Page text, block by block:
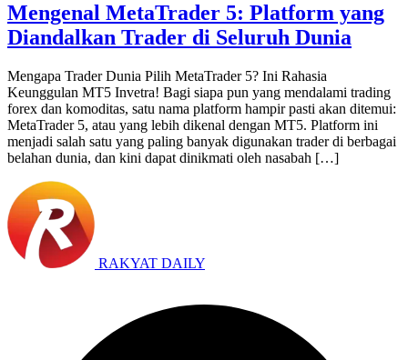
Mengenal MetaTrader 5: Platform yang
Diandalkan Trader di Seluruh Dunia
Mengapa Trader Dunia Pilih MetaTrader 5? Ini Rahasia
Keunggulan MT5 Invetra! Bagi siapa pun yang mendalami trading
forex dan komoditas, satu nama platform hampir pasti akan ditemui:
MetaTrader 5, atau yang lebih dikenal dengan MT5. Platform ini
menjadi salah satu yang paling banyak digunakan trader di berbagai
belahan dunia, dan kini dapat dinikmati oleh nasabah […]
RAKYAT DAILY